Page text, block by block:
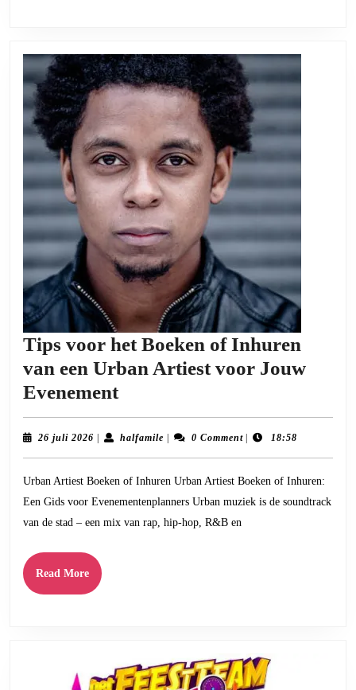
Tips voor het Boeken of Inhuren
van een Urban Artiest voor Jouw
EvenementTips
voor
het
Boeken
of
Inhuren
Evenement
26 juli 2026 26
halfamilehalfamile0 Comment 18:58
Urban Artiest Boeken of Inhuren Urban Artiest Boeken of Inhuren:
Een Gids voor Evenementenplanners Urban muziek is de soundtrack
van de stad – een mix van rap, hip-hop, R&B en
Read MoreRead
More